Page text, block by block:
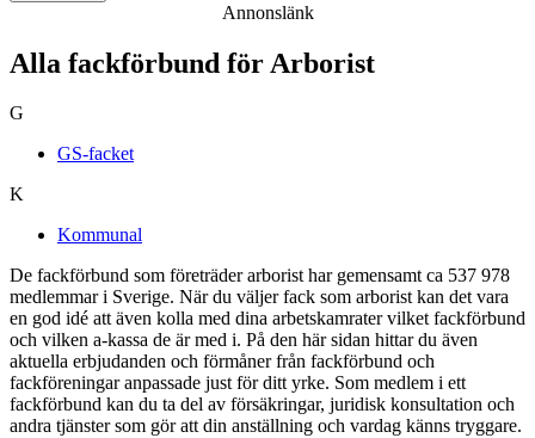
Annonslänk
Alla fackförbund för Arborist
G
GS-facket
K
Kommunal
De fackförbund som företräder arborist har gemensamt ca 537 978
medlemmar i Sverige. När du väljer fack som arborist kan det vara
en god idé att även kolla med dina arbetskamrater vilket fackförbund
och vilken a-kassa de är med i. På den här sidan hittar du även
aktuella erbjudanden och förmåner från fackförbund och
fackföreningar anpassade just för ditt yrke. Som medlem i ett
fackförbund kan du ta del av försäkringar, juridisk konsultation och
andra tjänster som gör att din anställning och vardag känns tryggare.